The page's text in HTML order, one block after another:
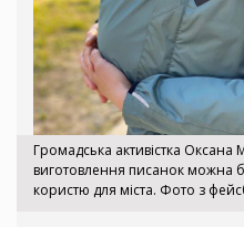
Громадська активістка
виготовлення писанок можна
користю для міста. Фото з